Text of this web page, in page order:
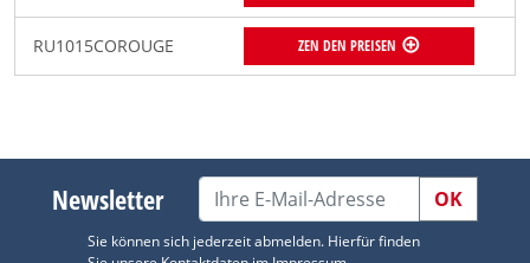
RU1015COROUGE ZEN DEN PREISEN
Newsletter OK
Sie können sich jederzeit abmelden. Hierfür finden